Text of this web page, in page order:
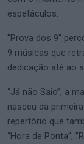
espetáculos.
"Prova dos 9"
9 músicas que
dedicação até ao
“Já não Saio”, a
nasceu da
repertório que
“Hora de Ponta”,